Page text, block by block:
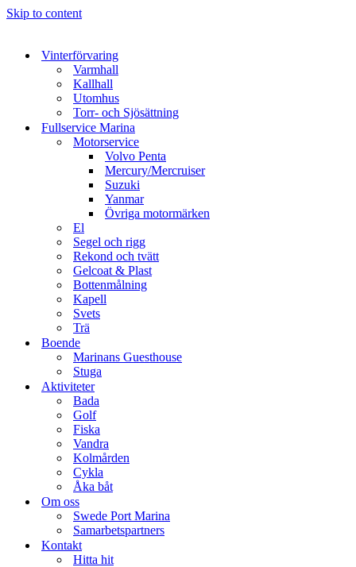
Skip to content
Vinterförvaring
Varmhall
Kallhall
Utomhus
Torr- och Sjösättning
Fullservice Marina
Motorservice
Volvo Penta
Mercury/Mercruiser
Suzuki
Yanmar
Övriga motormärken
El
Segel och rigg
Rekond och tvätt
Gelcoat & Plast
Bottenmålning
Kapell
Svets
Trä
Boende
Marinans Guesthouse
Stuga
Aktiviteter
Bada
Golf
Fiska
Vandra
Kolmården
Cykla
Åka båt
Om oss
Swede Port Marina
Samarbetspartners
Kontakt
Hitta hit